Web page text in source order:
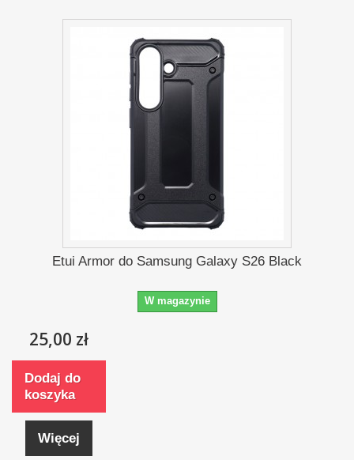
Etui Armor do Samsung Galaxy S26 Black
W magazynie
25,00 zł
Dodaj do
koszyka
Więcej